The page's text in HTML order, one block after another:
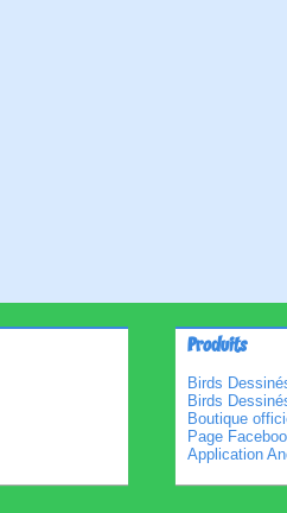
Produits
Birds
Birds
Boutique
Page
Application